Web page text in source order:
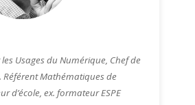
Usages du Numérique, Chef de
Référent Mathématiques de
d’école, ex. formateur ESPE